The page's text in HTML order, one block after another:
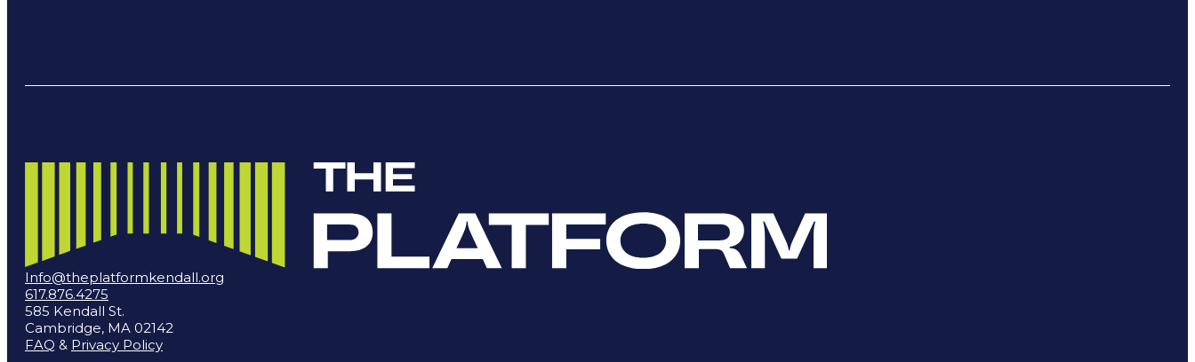
Info@theplatformkendall.org
617.876.4275
585 Kendall St.
Cambridge, MA 02142
FAQ & Privacy Policy